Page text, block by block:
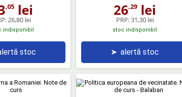
,05 lei
26,80 lei
indisponibil
stoc
26,29 lei
PRP:31,30 lei
stoc indisponibil
➤ alertă stoc